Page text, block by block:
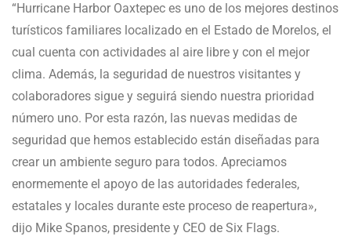
“Hurricane Harbor Oaxtepec es uno de los mejores destinos
turísticos familiares localizado en el Estado de Morelos, el
cual cuenta con actividades al aire libre y con el mejor
clima. Además, la seguridad de nuestros visitantes y
colaboradores sigue y seguirá siendo nuestra prioridad
número uno. Por esta razón, las nuevas medidas de
seguridad que hemos establecido están diseñadas para
crear un ambiente seguro para todos. Apreciamos
enormemente el apoyo de las autoridades federales,
estatales y locales durante este proceso de reapertura»,
dijo Mike Spanos, presidente y CEO de Six Flags.